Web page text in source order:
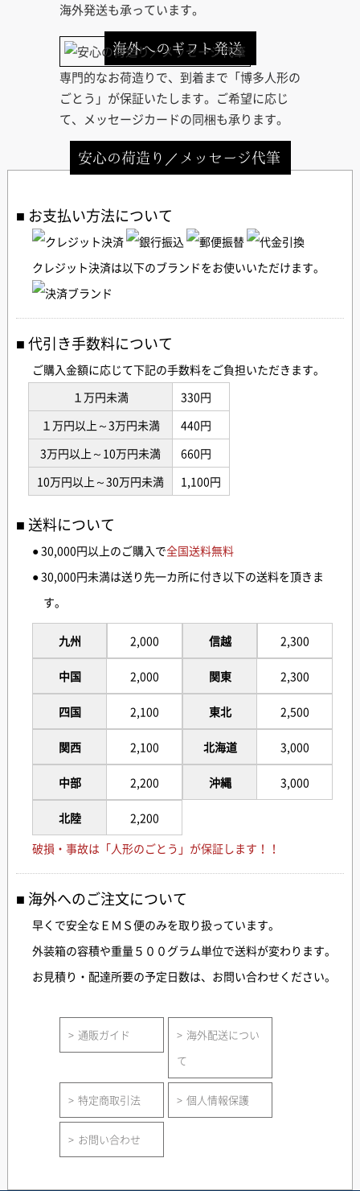
海外へのギフト発送
海外発送も承っています。
安心の荷造り／メッセージ代筆
専門的なお荷造りで、到着まで「博多人形の
ごとう」が保証いたします。ご希望に応じ
て、メッセージカードの同梱も承ります。
お支払い方法について
クレジット決済は以下のブランドをお使いいただけます。
代引き手数料について
ご購入金額に応じて下記の手数料をご負担いただきます。
１万円未満
330円
１万円以上～3万円未満
440円
3万円以上～10万円未満
660円
10万円以上～30万円未満
1,100円
送料について
● 30,000円以上のご購入で全国送料無料
● 30,000円未満は送り先一カ所に付き以下の送料を頂きま
す。
九州
中国
四国
関西
中部
北陸
2,000
2,000
2,100
2,100
2,200
2,200
信越
関東
東北
北海道
沖縄
2,300
2,300
2,500
3,000
3,000
破損・事故は「人形のごとう」が保証します！！
海外へのご注文について
早くで安全なＥＭＳ便のみを取り扱っています。
外装箱の容積や重量５００グラム単位で送料が変わります。
お見積り・配達所要の予定日数は、お問い合わせください。
通販ガイド
海外配送につい
て
特定商取引法 個人情報保護
お問い合わせ